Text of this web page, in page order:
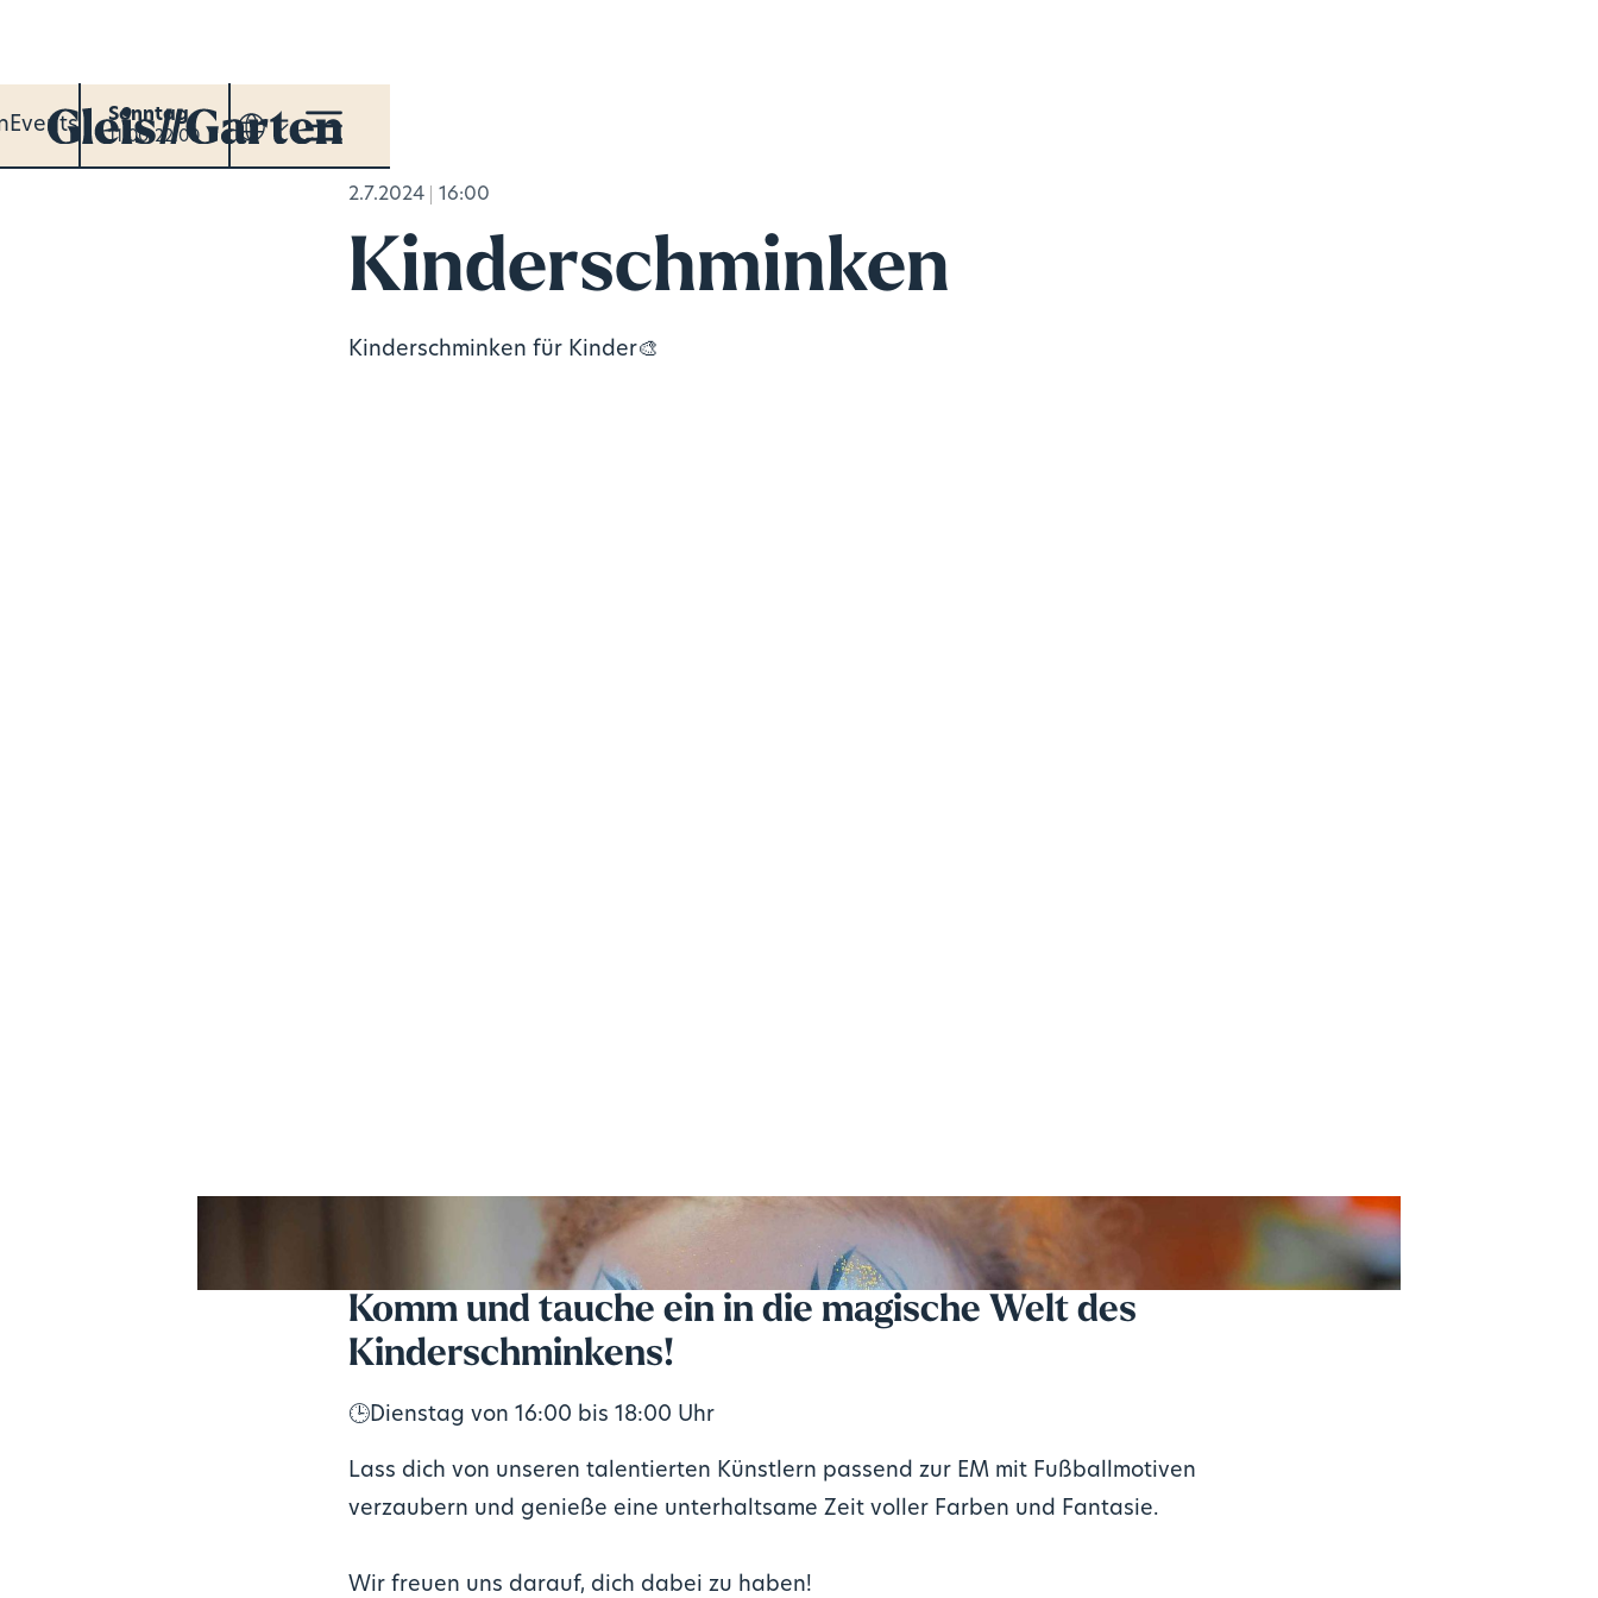
Events Sonntag
11:00-22:00
2.7.2024 16:00
Kinderschminken
Kinderschminken für Kinder🎨
Komm und tauche ein in die magische Welt des
Kinderschminkens!
🕒Dienstag von 16:00 bis 18:00 Uhr
Lass dich von unseren talentierten Künstlern passend zur EM mit Fußballmotiven
verzaubern und genieße eine unterhaltsame Zeit voller Farben und Fantasie.
Wir freuen uns darauf, dich dabei zu haben!